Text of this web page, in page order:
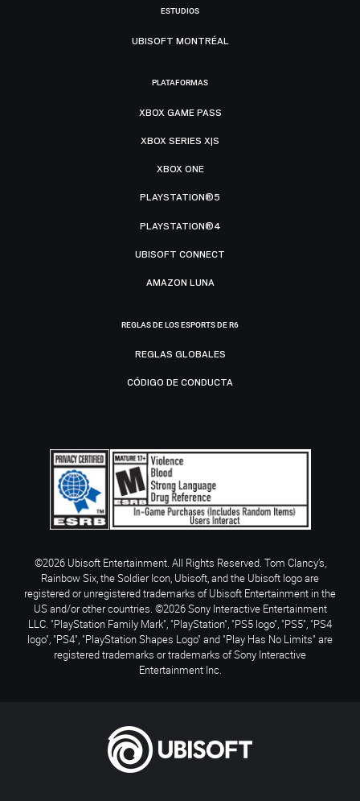
ESTUDIOS
UBISOFT MONTRÉAL
PLATAFORMAS
XBOX GAME PASS
XBOX SERIES X|S
XBOX ONE
PLAYSTATION®5
PLAYSTATION®4
UBISOFT CONNECT
AMAZON LUNA
REGLAS DE LOS ESPORTS DE R6
REGLAS GLOBALES
CÓDIGO DE CONDUCTA
©2026 Ubisoft Entertainment. All Rights Reserved. Tom Clancy’s,
Rainbow Six, the Soldier Icon, Ubisoft, and the Ubisoft logo are
registered or unregistered trademarks of Ubisoft Entertainment in the
US and/or other countries. ©2026 Sony Interactive Entertainment
LLC. "PlayStation Family Mark", "PlayStation", "PS5 logo", "PS5", "PS4
logo", "PS4", "PlayStation Shapes Logo" and "Play Has No Limits" are
registered trademarks or trademarks of Sony Interactive
Entertainment Inc.